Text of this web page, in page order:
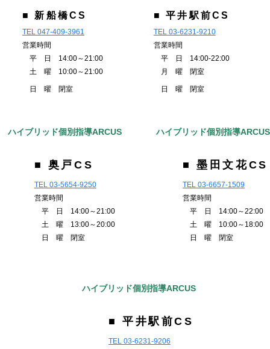
■ 新船橋CS
TEL 047-409-3961
営業時間
平 日 14:00～21:00
土 曜 10:00～21:00
日 曜 閉室
■ 平井駅前CS
TEL 03-6231-9210
営業時間
平 日 14:00-22:00
月 曜 閉室
日 曜 閉室
ハイブリッド個別指導ARCUS
■ 奥戸CS
TEL 03-5654-9250
営業時間
平 日 14:00～21:00
土 曜 13:00～20:00
日 曜 閉室
ハイブリッド個別指導ARCUS
■ 墨田文花CS
TEL 03-6657-1509
営業時間
平 日 14:00～22:00
土 曜 10:00～18:00
日 曜 閉室
ハイブリッド個別指導ARCUS
■ 平井駅前CS
TEL 03-6231-9206